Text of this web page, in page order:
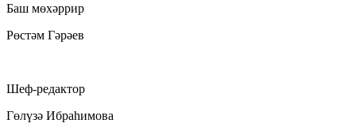
Баш мөхәррир
Рөстәм Гәрәев
Шеф-редактор
Гөлүзә Ибраһимова